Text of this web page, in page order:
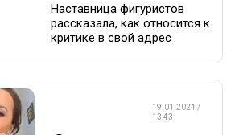
Наставница фигуристов
рассказала, как относится к
критике в свой адрес
19.01.2024 /
13:43